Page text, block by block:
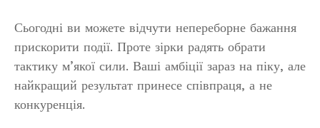
Сьогодні ви можете відчути непереборне бажання
прискорити події. Проте зірки радять обрати
тактику м’якої сили. Ваші амбіції зараз на піку, але
найкращий результат принесе співпраця, а не
конкуренція.